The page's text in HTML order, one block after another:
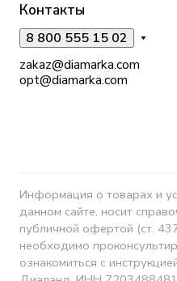
Контакты
8 800 555 15 02
zakaz@diamarka.com
opt@diamarka.com
Информация о товарах и
данном сайте, носит
публичной офертой (ст.
необходимо
ознакомиться с